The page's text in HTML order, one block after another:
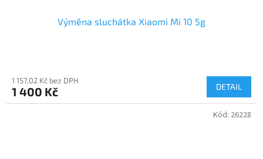
Výměna sluchátka Xiaomi Mi 10 5g
1 157,02 Kč bez DPH
1 400 Kč DETAIL
Kód: 26228